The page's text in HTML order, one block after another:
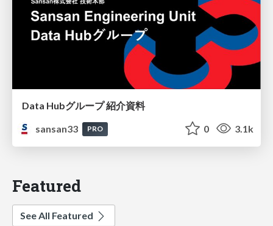
Data Hubグループ 紹介資料
sansan33
PRO 0 3.1k
Featured
See All Featured